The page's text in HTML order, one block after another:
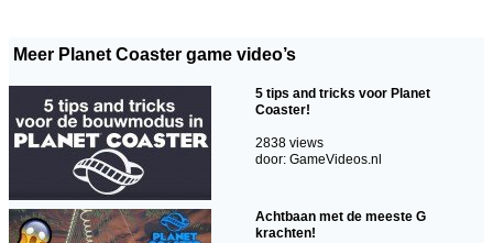
Meer Planet Coaster game video’s
5 tips and tricks voor Planet
Coaster!
2838 views
door: GameVideos.nl
Achtbaan met de meeste G
krachten!